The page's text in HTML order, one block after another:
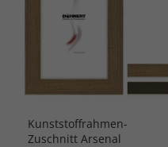
Kunststoffrahmen-
Zuschnitt Arsenal